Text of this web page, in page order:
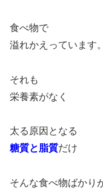
食べ物で
溢れかえっています。
それも
栄養素がなく
太る原因となる
糖質と脂質だけ
そんな食べ物ばかり